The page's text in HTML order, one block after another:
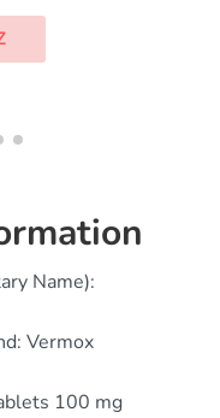
Name):
Vermox
100 mg